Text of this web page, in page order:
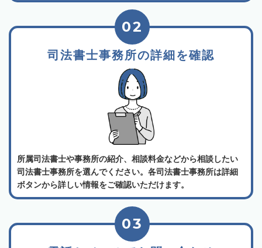
司法書士事務所の詳細を確認
02
所属司法書士や事務所の紹介、相談料金などから相談したい
司法書士事務所を選んでください。各司法書士事務所は詳細
ボタンから詳しい情報をご確認いただけます。
03